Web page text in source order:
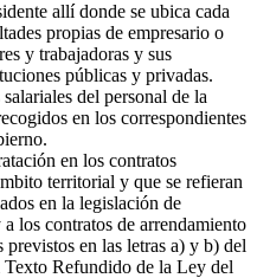
allí donde se ubica cada
propias de empresario o
y trabajadoras y sus
públicas y privadas.
del personal de la
en los correspondientes
en los contratos
territorial y que se refieran
en la legislación de
los contratos de arrendamiento
en las letras a) y b) del
Refundido de la Ley del